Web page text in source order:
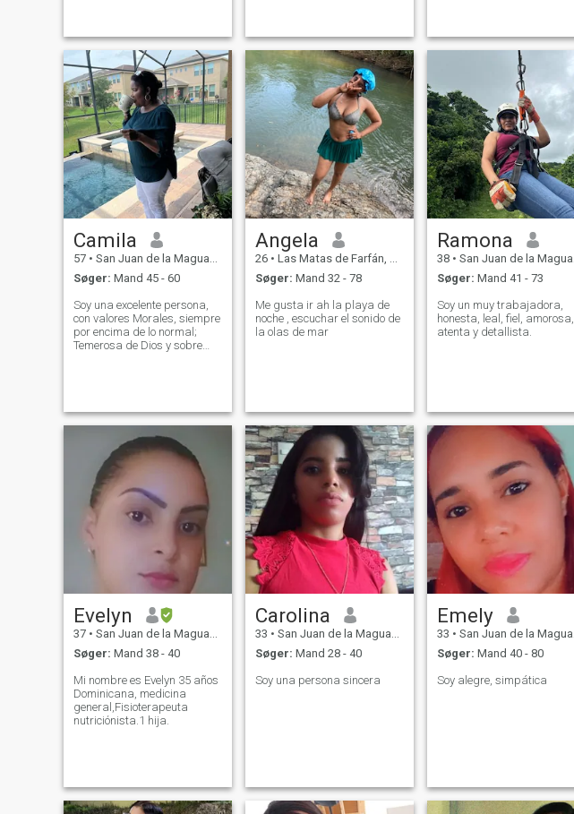
caminata al atardecer o una
cena
Camila
57 • San Juan de la Maguana, San Juan, DR Dominikanske
Søger: Mand 45 - 60
Soy una excelente persona,
con valores Morales, siempre
por encima de lo normal;
Temerosa de Dios y sobre
Angela
26 • Las Matas de Farfán, San Juan, DR Dominikanske
Søger: Mand 32 - 78
Me gusta ir ah la playa de
noche , escuchar el sonido de
la olas de mar
Ramona
38 • San Juan de la Maguana, San Juan, DR Dominikanske
Søger: Mand 41 - 73
Soy un muy trabajadora,
honesta, leal, fiel, amorosa,
atenta y detallista.
Evelyn
37 • San Juan de la Maguana, San Juan, DR Dominikanske
Søger: Mand 38 - 40
Mi nombre es Evelyn 35 años
Dominicana, medicina
general,Fisioterapeuta
nutriciónista.1 hija.
Carolina
33 • San Juan de la Maguana, San Juan, DR Dominikanske
Søger: Mand 28 - 40
Soy una persona sincera
Emely
33 • San Juan de la Maguana, San Juan, DR Dominikanske
Søger: Mand 40 - 80
Soy alegre, simpática